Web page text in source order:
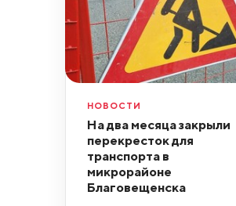
НОВОСТИ
На два месяца закрыли
перекресток для
транспорта в
микрорайоне
Благовещенска